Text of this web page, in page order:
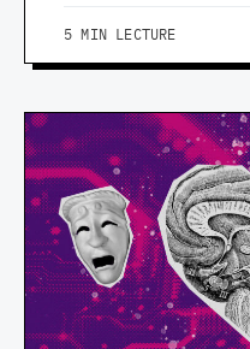
5 MIN LECTURE